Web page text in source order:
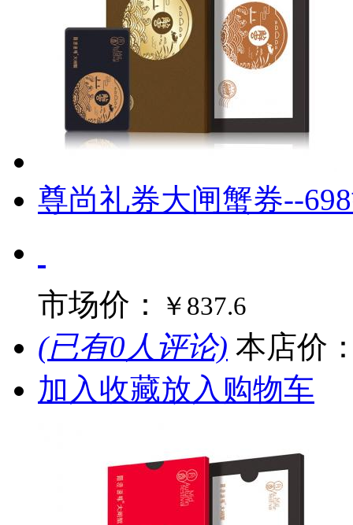
尊尚礼券大闸蟹券--
市场价： ￥837.6
(已有0人评论) 本店价
加入收藏放入购物车